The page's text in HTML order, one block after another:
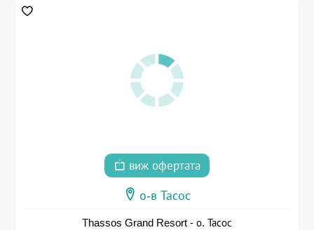
виж офертата
о-в Тасос
Thassos Grand Resort - о. Тасос